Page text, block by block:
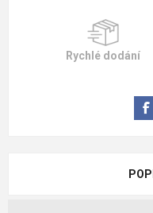
Rychlé dodání